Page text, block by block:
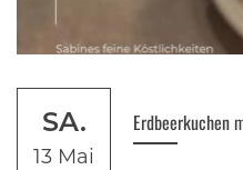
SA.
13 Mai
Erdbeerkuchen